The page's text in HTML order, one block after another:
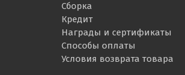
Сборка
Кредит
Награды и сертификаты
Способы оплаты
Условия возврата товара